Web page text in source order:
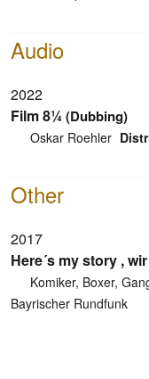
Audio
2022
Film 8¼(Dubbing)
Oskar Roehler
Other
2017
Here´s my story ,
Komiker, Boxer,
Bayrischer Rundfunk